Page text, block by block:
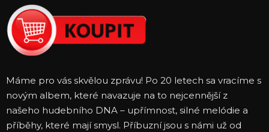
Máme pro vás skvělou zprávu! Po 20 letech sa vracíme s
novým albem, které navazuje na to nejcennější z
našeho hudebního DNA – upřímnost, silné melódie a
příběhy, které mají smysl. Příbuzní jsou s námi už od